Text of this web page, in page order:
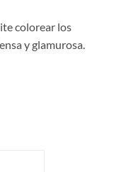
colorear los
y glamurosa.